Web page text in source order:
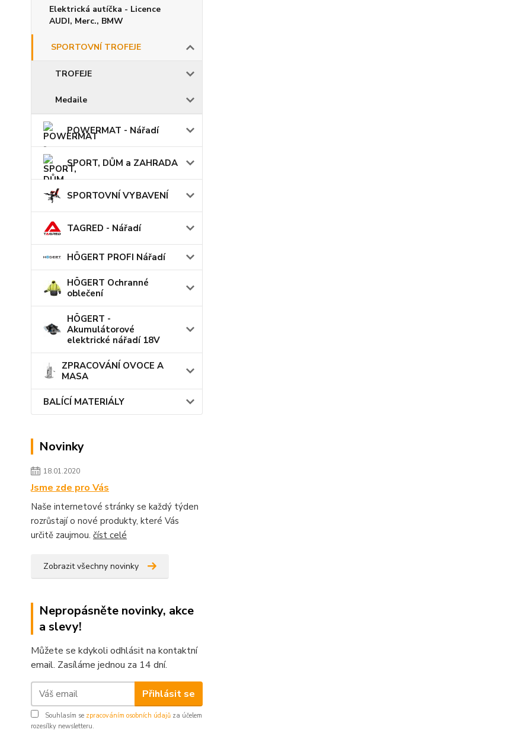
Elektrická autíčka - Licence
AUDI, Merc., BMW
SPORTOVNÍ TROFEJE
TROFEJE
Medaile
POWERMAT - Nářadí
SPORT, DŮM a ZAHRADA
SPORTOVNÍ VYBAVENÍ
TAGRED - Nářadí
HÖGERT PROFI Nářadí
HÖGERT Ochranné
oblečení
HÖGERT -
Akumulátorové
elektrické nářadí 18V
ZPRACOVÁNÍ OVOCE A
MASA
BALÍCÍ MATERIÁLY
Novinky
18.01.2020
Jsme zde pro Vás
Naše internetové stránky se každý týden
rozrůstají o nové produkty, které Vás
určitě zaujmou. číst celé
Zobrazit všechny novinky
Nepropásněte novinky, akce
a slevy!
Můžete se kdykoli odhlásit na kontaktní
email. Zasíláme jednou za 14 dní.
Přihlásit se
Souhlasím se zpracováním osobních údajů za účelem
rozesílky newsletteru.